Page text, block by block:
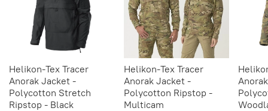
Helikon-Tex Tracer
Anorak Jacket -
Polycotton Stretch
Ripstop - Black
Helikon-Tex Tracer
Anorak Jacket -
Polycotton Ripstop -
Multicam